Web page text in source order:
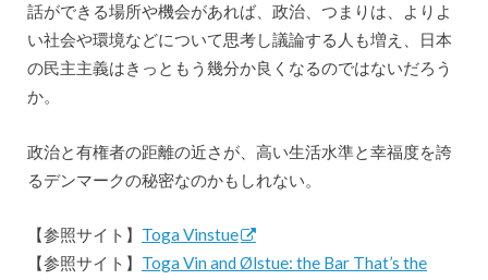
話ができる場所や機会があれば、政治、つまりは、よりよ
い社会や環境などについて思考し議論する人も増え、日本
の民主主義はきっともう幾分か良くなるのではないだろう
か。
政治と有権者の距離の近さが、高い生活水準と幸福度を誇
るデンマークの秘密なのかもしれない。
【参照サイト】 Toga Vinstue
【参照サイト】 Toga Vin and Ølstue: the Bar That’s the